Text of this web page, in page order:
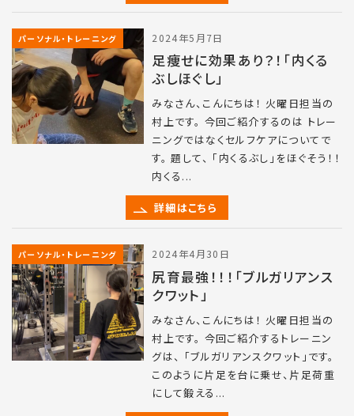
パーソナル・トレーニング 2024年5月7日
足痩せに効果あり？！「内くる
ぶしほぐし」
みなさん、こんにちは！ 火曜日担当の
村上です。 今回ご紹介するのは トレー
ニングではなくセルフケアについてで
す。 題して、 「内くるぶし」をほぐそう！！
内くる...
詳細はこちら
パーソナル・トレーニング 2024年4月30日
尻育最強！！！「ブルガリアンス
クワット」
みなさん、こんにちは！ 火曜日担当の
村上です。 今回ご紹介するトレーニン
グは、 「ブルガリアンスクワット」です。
このように片足を台に乗せ、片足荷重
にして鍛える...